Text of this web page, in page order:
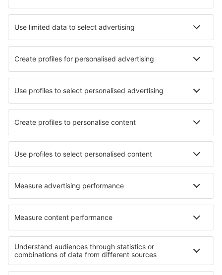
Hotely in Capoliveri Hotely in Peschici Hotely v Turíně
Hotely in Polignano a Mare
Nejlepší hotely - města
Hotely Tlumacov Hotely in Oza dos Rios
Hotely in West Boylston Hotely in Ehrenberg
Hotely in Mount Dora Hotely in Waldsolms
Hotely in La Escalona Hotely in Stubenberg
Nejlepší hotely - regiony
Hotely in Dolomites Hotely při Gardském jezeře
Hotely in Marche Hotely in Lombardy
Hotely ve Val di Fassa Hotely v Skopelos